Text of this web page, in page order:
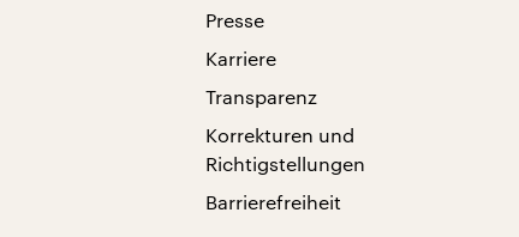
Presse
Karriere
Transparenz
Korrekturen und
Richtigstellungen
Barrierefreiheit